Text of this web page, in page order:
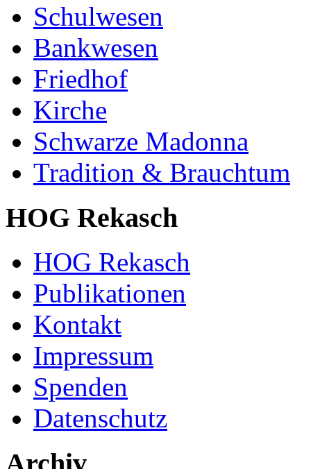
Schulwesen
Bankwesen
Friedhof
Kirche
Schwarze Madonna
Tradition & Brauchtum
HOG Rekasch
HOG Rekasch
Publikationen
Kontakt
Impressum
Spenden
Datenschutz